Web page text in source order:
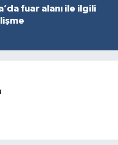
fuar alanı ile ilgili